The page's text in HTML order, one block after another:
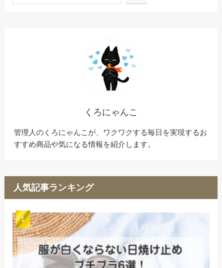
くろにゃんこ
管理人のくろにゃんこが、ワクワクする毎日を実現するお
すすめ商品や気になる情報を紹介します。
人気記事ランキング